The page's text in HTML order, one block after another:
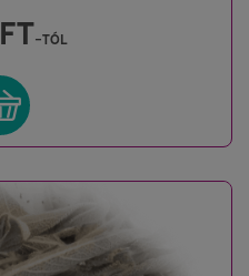
FT-tól